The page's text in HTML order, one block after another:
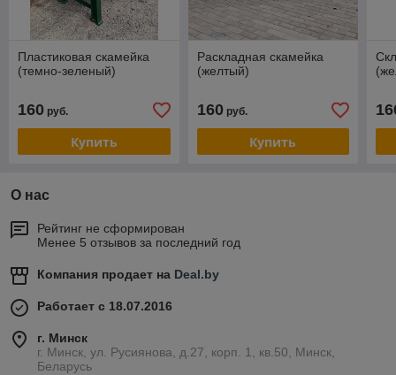
Пластиковая скамейка
(темно-зеленый)
160 руб.
Купить
Раскладная скамейка
(желтый)
160руб.
Купить
О нас
Рейтинг не сформирован
Менее 5 отзывов за последний год
Компания продает на Deal.by
Работает с 18.07.2016
г. Минск
г. Минск, ул. Русиянова, д.27, корп. 1, кв.50, Минск,
Беларусь